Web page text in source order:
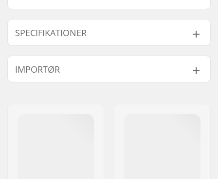
SPECIFIKATIONER
Hjuldiameter:
51mm, 53mm, 55mm
Kuglelejer:
Hjul hårdhed:
99A
IMPORTØR